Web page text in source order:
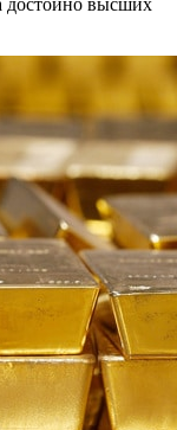
достойно высших